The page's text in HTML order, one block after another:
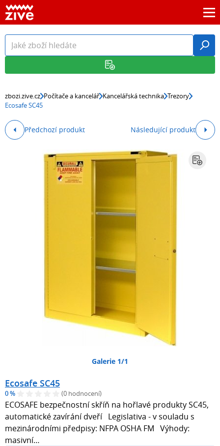
zbozi.zive.cz Počítače a kancelář Kancelářská technika Trezory
Ecosafe SC45
Předchozí produkt Následující produkt
Galerie 1/1
Ecosafe SC45
0 % (0 hodnocení)
ECOSAFE bezpečnostní skříň na hořlavé produkty SC45,
automatické zavírání dveří Legislativa - v souladu s
mezinárodními předpisy: NFPA OSHA FM Výhody:
masivní…